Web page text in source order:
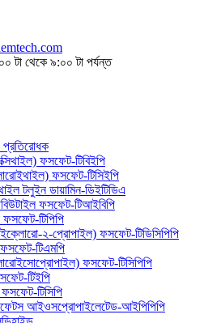
টা থেকে ৯:০০ টা পর্যন্ত
প্রতিরোধক
ফসফেট-টিবিইপি
ফসফেট-টিসিইপি
টলুইন ডায়ামিন-ডিইটিডিএ
ফসফেট-টিআইবিপি
টিপিপি
২-প্রোপাইল) ফসফেট-টিডিসিপিপি
ফসফেট-টিএমপি
ফসফেট-টিসিপিপি
টিইপি
টিসিপি
আইওসপ্রোপাইলেটেড-আইপিপিপি